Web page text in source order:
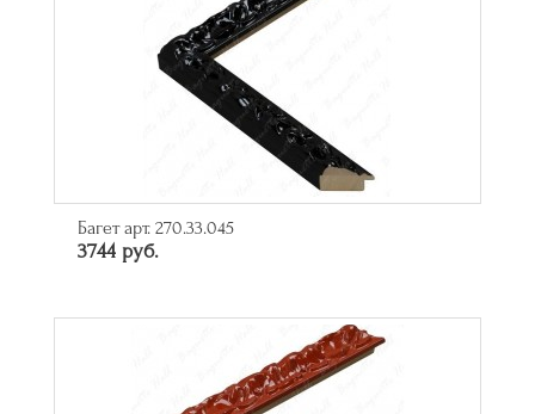
Багет арт. 270.33.045
3744 руб.